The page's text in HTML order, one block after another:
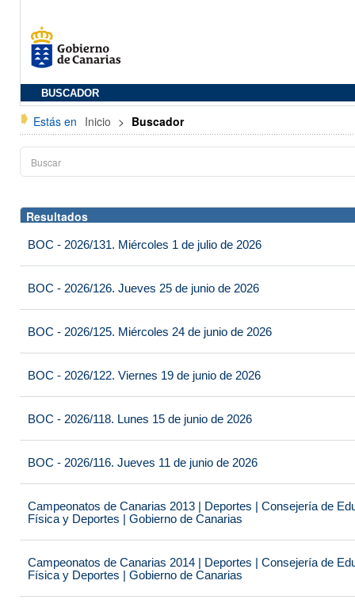
BUSCADOR
Estás en Inicio > Buscador
Resultados
BOC - 2026/131. Miércoles 1 de julio de 2026
BOC - 2026/126. Jueves 25 de junio de 2026
BOC - 2026/125. Miércoles 24 de junio de 2026
BOC - 2026/122. Viernes 19 de junio de 2026
BOC - 2026/118. Lunes 15 de junio de 2026
BOC - 2026/116. Jueves 11 de junio de 2026
Campeonatos de Canarias 2013 | Deportes | Consejería de
Física y Deportes | Gobierno de Canarias
Campeonatos de Canarias 2014 | Deportes | Consejería de
Física y Deportes | Gobierno de Canarias